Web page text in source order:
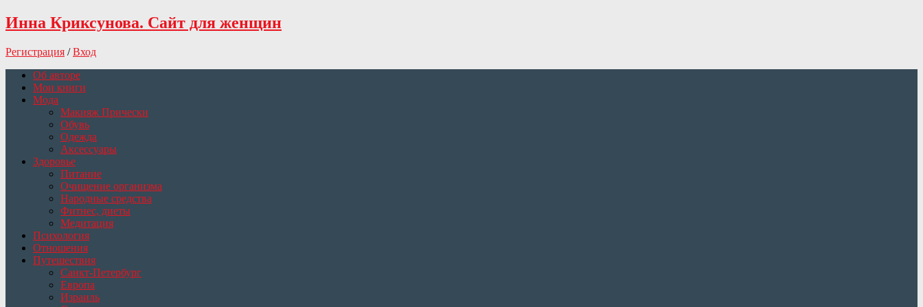
Инна Криксунова. Сайт для женщин
Регистрация /Вход
Об авторе
Мои книги
Мода
Макияж Прически
Обувь
Одежда
Аксессуары
Здоровье
Питание
Очищение организма
Народные средства
Фитнес, диеты
Медитация
Психология
Отношения
Путешествия
Санкт-Петербург
Европа
Израиль